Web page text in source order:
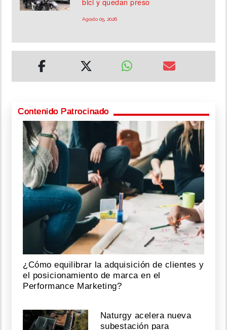
Agosto 05, 2026
Contenido Patrocinado
¿Cómo equilibrar la adquisición de clientes y
el posicionamiento de marca en el
Performance Marketing?
Naturgy acelera nueva
subestación para